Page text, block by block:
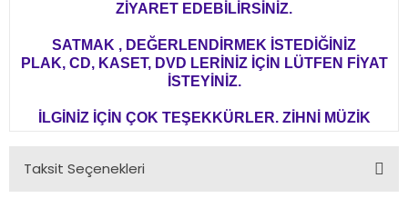
ZİYARET EDEBİLİRSİNİZ.
SATMAK , DEĞERLENDİRMEK İSTEDİĞİNİZ
PLAK, CD, KASET, DVD LERİNİZ İÇİN LÜTFEN FİYAT
İSTEYİNİZ.
İLGİNİZ İÇİN ÇOK TEŞEKKÜRLER. ZİHNİ MÜZİK
Taksit Seçenekleri